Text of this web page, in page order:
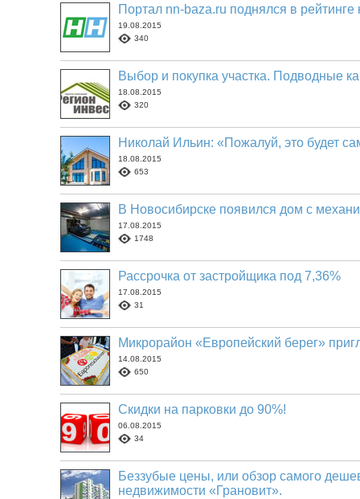
Портал nn-baza.ru поднялся в рейтинге
19.08.2015
340
Выбор и покупка участка. Подводные
18.08.2015
320
Николай Ильин: «Пожалуй, это будет
18.08.2015
653
В Новосибирске появился дом с
17.08.2015
1748
Рассрочка от застройщика под 7,36%
17.08.2015
31
Микрорайон «Европейский берег»
14.08.2015
650
Скидки на парковки до 90%!
06.08.2015
34
Беззубые цены, или обзор самого
недвижимости «Грановит».